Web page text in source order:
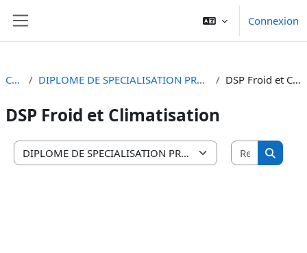
Connexion
Cours DIPLOME DE SPECIALISATION PROFESSIONNELLE (D.S.P.) DSP Froid et Climatisation
DSP Froid et Climatisation
Catégories de cours